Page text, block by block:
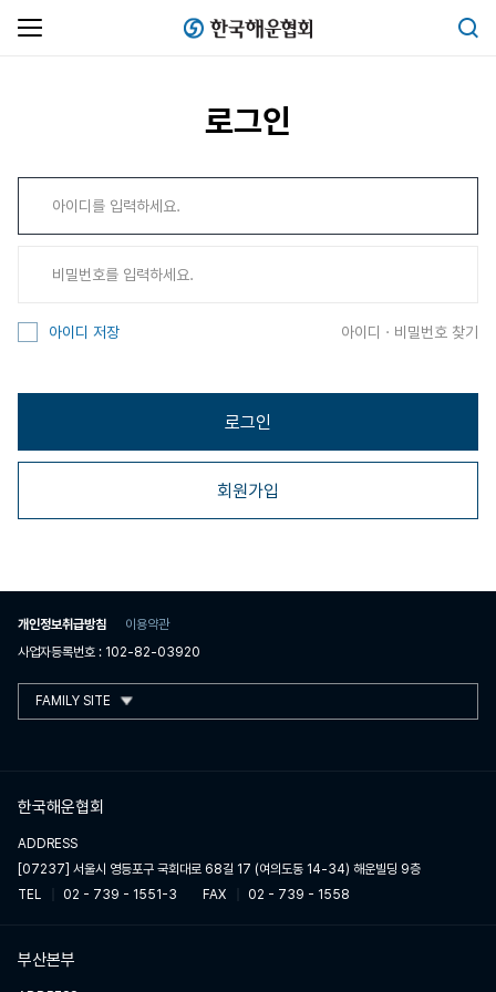
검색
한국해운협회
로그인
아이디 저장 아이디 · 비밀번호 찾기
로그인
회원가입
개인정보취급방침
이용약관
사업자등록번호 : 102-82-03920
FAMILY SITE
한국해운협회
ADDRESS
[07237] 서울시 영등포구 국회대로 68길 17 (여의도동 14-34) 해운빌딩 9층
TEL
02 - 739 - 1551-3 FAX 02 - 739 - 1558
부산본부